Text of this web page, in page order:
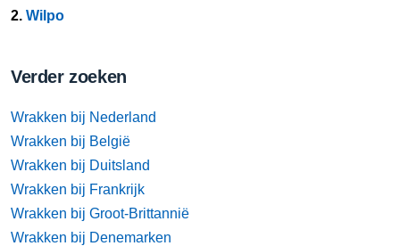
2. Wilpo
Verder zoeken
Wrakken bij Nederland
Wrakken bij België
Wrakken bij Duitsland
Wrakken bij Frankrijk
Wrakken bij Groot-Brittannië
Wrakken bij Denemarken